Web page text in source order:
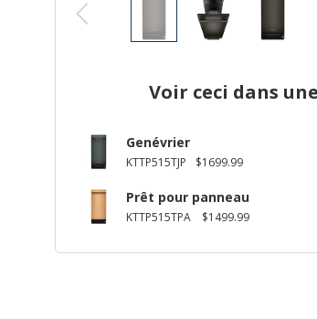
Voir ceci dans
Genévrier
KTTP515TJP $1699.99
Prêt pour panneau
KTTP515TPA $1499.99